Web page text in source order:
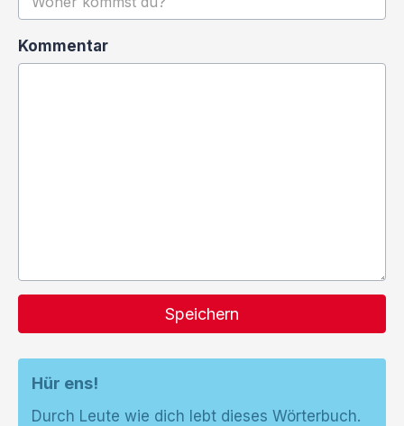
Kommentar
Speichern
Hür ens!
Durch Leute wie dich lebt dieses Wörterbuch.